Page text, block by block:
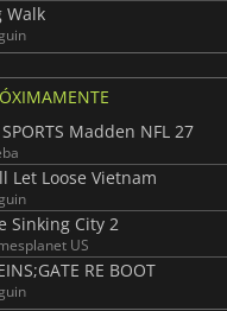
Walk
SPORTS Madden NFL 27
Let Loose Vietnam
Sinking City 2
US
RE BOOT